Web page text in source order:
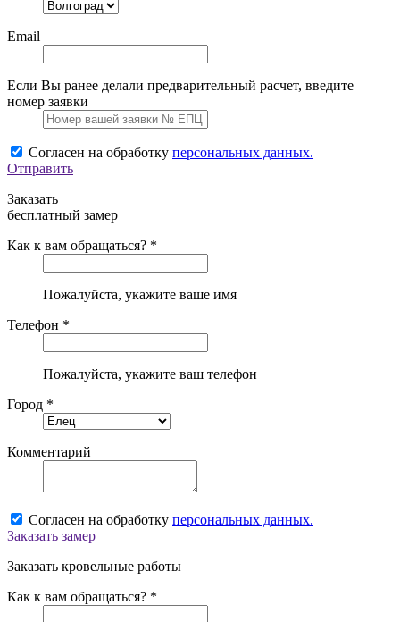
Email
Если Вы ранее делали предварительный расчет, введите
номер заявки
Согласен на обработку персональных данных.
Отправить
Заказать
бесплатный замер
Как к вам обращаться? *
Пожалуйста, укажите ваше имя
Телефон *
Пожалуйста, укажите ваш телефон
Город *
Комментарий
Согласен на обработку персональных данных.
Заказать замер
Заказать кровельные работы
Как к вам обращаться? *